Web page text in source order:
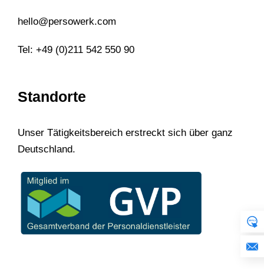
hello@persowerk.com
Tel: +49 (0)211 542 550 90
Standorte
Unser Tätigkeitsbereich erstreckt sich über ganz
Deutschland.